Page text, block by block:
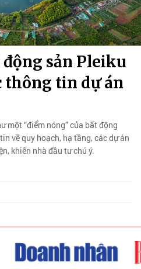
sản Pleiku
thông tin dự án
một “điểm nóng” của bất động
về quy hoạch, hạ tầng, các dự án
khiến nhà đầu tư chú ý.